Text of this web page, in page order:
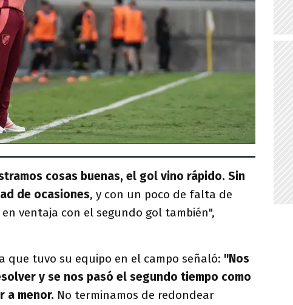
cosas buenas, el gol vino rápido. Sin
de ocasiones, y con un poco de falta de
ventaja con el segundo gol también",
que tuvo su equipo en el campo señaló: "Nos
y se nos pasó el segundo tiempo como
a menor. No terminamos de redondear